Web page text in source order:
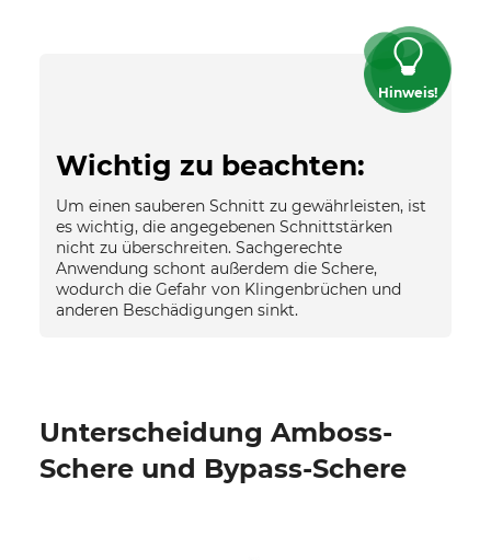
Hinweis!
Wichtig zu beachten:
Um einen sauberen Schnitt zu gewährleisten, ist
es wichtig, die angegebenen Schnittstärken
nicht zu überschreiten. Sachgerechte
Anwendung schont außerdem die Schere,
wodurch die Gefahr von Klingenbrüchen und
anderen Beschädigungen sinkt.
Unterscheidung Amboss-
Schere und Bypass-Schere